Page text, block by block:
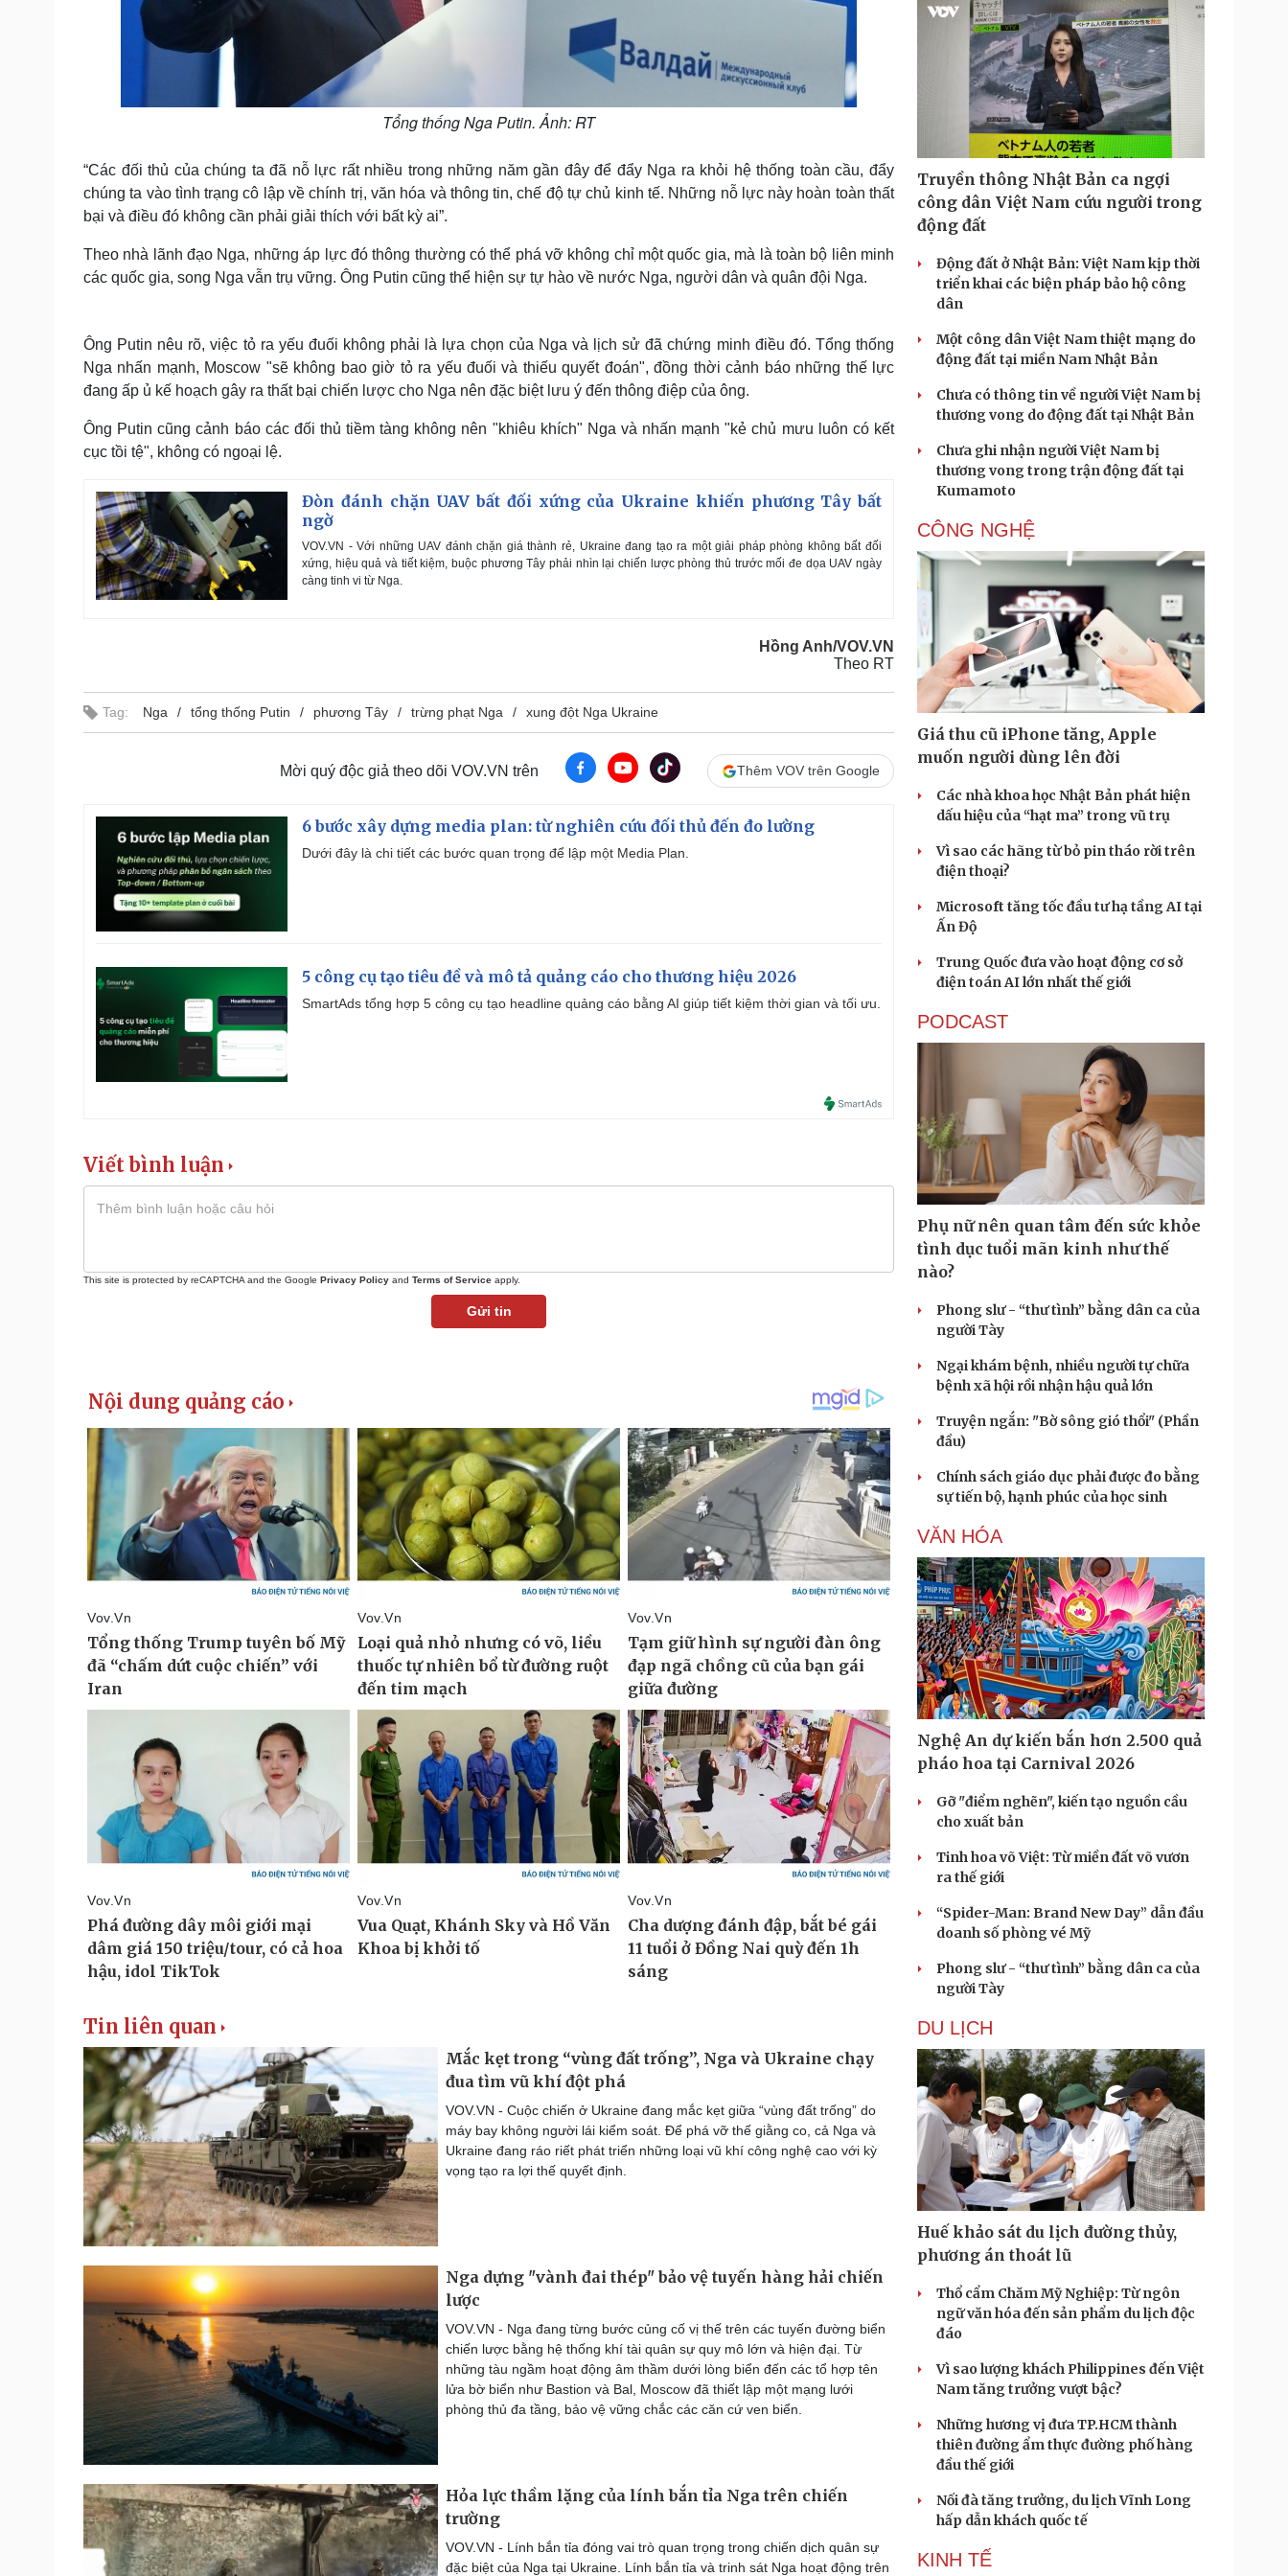
Tổng thống Nga Putin. Ảnh: RT
“Các đối thủ của chúng ta đã nỗ lực rất nhiều trong những năm gần đây để đẩy Nga ra khỏi hệ thống toàn cầu, đẩy
chúng ta vào tình trạng cô lập về chính trị, văn hóa và thông tin, chế độ tự chủ kinh tế. Những nỗ lực này hoàn toàn thất
bại và điều đó không cần phải giải thích với bất kỳ ai”.
Theo nhà lãnh đạo Nga, những áp lực đó thông thường có thể phá vỡ không chỉ một quốc gia, mà là toàn bộ liên minh
các quốc gia, song Nga vẫn trụ vững. Ông Putin cũng thể hiện sự tự hào về nước Nga, người dân và quân đội Nga.
Ông Putin nêu rõ, việc tỏ ra yếu đuối không phải là lựa chọn của Nga và lịch sử đã chứng minh điều đó. Tổng thống
Nga nhấn mạnh, Moscow "sẽ không bao giờ tỏ ra yếu đuối và thiếu quyết đoán", đồng thời cảnh báo những thế lực
đang ấp ủ kế hoạch gây ra thất bại chiến lược cho Nga nên đặc biệt lưu ý đến thông điệp của ông.
Ông Putin cũng cảnh báo các đối thủ tiềm tàng không nên "khiêu khích" Nga và nhấn mạnh "kẻ chủ mưu luôn có kết
cục tồi tệ", không có ngoại lệ.
Đòn đánh chặn UAV bất đối xứng của Ukraine khiến phương Tây bất
ngờ
VOV.VN - Với những UAV đánh chặn giá thành rẻ, Ukraine đang tạo ra một giải pháp phòng không bất đối
xứng, hiệu quả và tiết kiệm, buộc phương Tây phải nhìn lại chiến lược phòng thủ trước mối đe dọa UAV ngày
càng tinh vi từ Nga.
Hồng Anh/VOV.VN
Theo RT
Tag: Nga tổng thống Putin phương Tây trừng phạt Nga xung đột Nga Ukraine
Mời quý độc giả theo dõi VOV.VN trên Thêm VOV trên Google
6 bước xây dựng media plan: từ nghiên cứu đối thủ đến đo lường
Dưới đây là chi tiết các bước quan trọng để lập một Media Plan.
5 công cụ tạo tiêu đề và mô tả quảng cáo cho thương hiệu 2026
SmartAds tổng hợp 5 công cụ tạo headline quảng cáo bằng AI giúp tiết kiệm thời gian và tối ưu.
Viết bình luận
This site is protected by reCAPTCHA and the Google Privacy Policy and Terms of Service apply.
Gửi tin
Tin liên quan
Mắc kẹt trong “vùng đất trống”, Nga và Ukraine chạy
đua tìm vũ khí đột phá
VOV.VN - Cuộc chiến ở Ukraine đang mắc kẹt giữa “vùng đất trống” do
máy bay không người lái kiểm soát. Để phá vỡ thế giằng co, cả Nga và
Ukraine đang ráo riết phát triển những loại vũ khí công nghệ cao với kỳ
vọng tạo ra lợi thế quyết định.
Nga dựng "vành đai thép" bảo vệ tuyến hàng hải chiến
lược
VOV.VN - Nga đang từng bước củng cố vị thế trên các tuyến đường biển
chiến lược bằng hệ thống khí tài quân sự quy mô lớn và hiện đại. Từ
những tàu ngầm hoạt động âm thầm dưới lòng biển đến các tổ hợp tên
lửa bờ biển như Bastion và Bal, Moscow đã thiết lập một mạng lưới
phòng thủ đa tầng, bảo vệ vững chắc các căn cứ ven biển.
Hỏa lực thầm lặng của lính bắn tỉa Nga trên chiến
trường
VOV.VN - Lính bắn tỉa đóng vai trò quan trọng trong chiến dịch quân sự
đặc biệt của Nga tại Ukraine. Lính bắn tỉa và trinh sát Nga hoạt động trên
Truyền thông Nhật Bản ca ngợi
công dân Việt Nam cứu người trong
động đất
Động đất ở Nhật Bản: Việt Nam kịp thời
triển khai các biện pháp bảo hộ công
dân
Một công dân Việt Nam thiệt mạng do
động đất tại miền Nam Nhật Bản
Chưa có thông tin về người Việt Nam bị
thương vong do động đất tại Nhật Bản
Chưa ghi nhận người Việt Nam bị
thương vong trong trận động đất tại
Kumamoto
CÔNG NGHỆ
Giá thu cũ iPhone tăng, Apple
muốn người dùng lên đời
Các nhà khoa học Nhật Bản phát hiện
dấu hiệu của “hạt ma” trong vũ trụ
Vì sao các hãng từ bỏ pin tháo rời trên
điện thoại?
Microsoft tăng tốc đầu tư hạ tầng AI tại
Ấn Độ
Trung Quốc đưa vào hoạt động cơ sở
điện toán AI lớn nhất thế giới
PODCAST
Phụ nữ nên quan tâm đến sức khỏe
tình dục tuổi mãn kinh như thế
nào?
Phong slư - “thư tình” bằng dân ca của
người Tày
Ngại khám bệnh, nhiều người tự chữa
bệnh xã hội rồi nhận hậu quả lớn
Truyện ngắn: "Bờ sông gió thổi" (Phần
đầu)
Chính sách giáo dục phải được đo bằng
sự tiến bộ, hạnh phúc của học sinh
VĂN HÓA
Nghệ An dự kiến bắn hơn 2.500 quả
pháo hoa tại Carnival 2026
Gỡ "điểm nghẽn", kiến tạo nguồn cầu
cho xuất bản
Tinh hoa võ Việt: Từ miền đất võ vươn
ra thế giới
“Spider-Man: Brand New Day” dẫn đầu
doanh số phòng vé Mỹ
Phong slư - “thư tình” bằng dân ca của
người Tày
DU LỊCH
Huế khảo sát du lịch đường thủy,
phương án thoát lũ
Thổ cẩm Chăm Mỹ Nghiệp: Từ ngôn
ngữ văn hóa đến sản phẩm du lịch độc
đáo
Vì sao lượng khách Philippines đến Việt
Nam tăng trưởng vượt bậc?
Những hương vị đưa TP.HCM thành
thiên đường ẩm thực đường phố hàng
đầu thế giới
Nối đà tăng trưởng, du lịch Vĩnh Long
hấp dẫn khách quốc tế
KINH TẾ